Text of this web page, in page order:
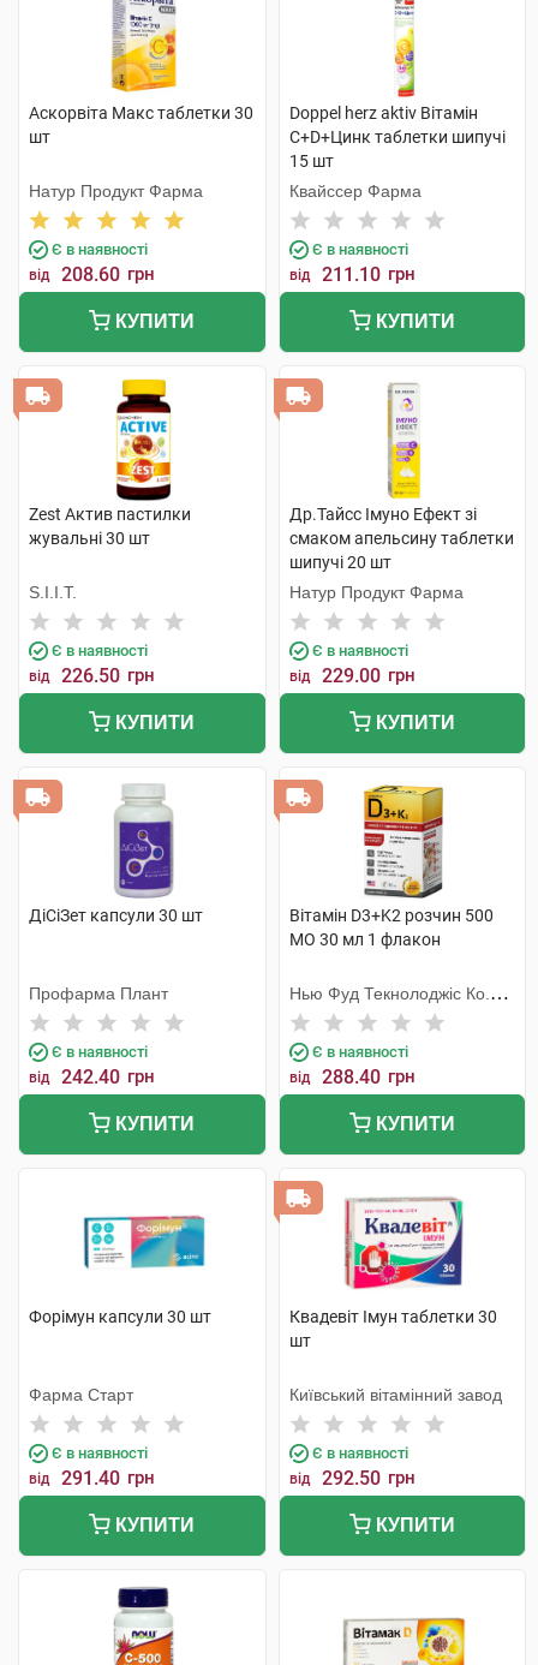
Аскорвіта Макс таблетки 30
шт
Натур Продукт Фарма
Є в наявності
від 208.60 грн
КУПИТИ
Doppel herz aktiv Вітамін
С+D+Цинк таблетки шипучі
15 шт
Квайссер Фарма
Є в наявності
від 211.10 грн
КУПИТИ
Zest Актив пастилки
жувальні 30 шт
S.I.I.T.
Є в наявності
від 226.50 грн
КУПИТИ
Др.Тайсс Імуно Ефект зі
смаком апельсину таблетки
шипучі 20 шт
Натур Продукт Фарма
Є в наявності
від 229.00 грн
КУПИТИ
ДіСіЗет капсули 30 шт
Профарма Плант
Є в наявності
від 242.40 грн
КУПИТИ
Вітамін D3+K2 розчин 500
МО 30 мл 1 флакон
Нью Фуд Текнолоджіс Ко.
Лтд
Є в наявності
від 288.40 грн
КУПИТИ
Форімун капсули 30 шт
Фарма Старт
Є в наявності
від 291.40 грн
КУПИТИ
Квадевіт Імун таблетки 30
шт
Київський вітамінний завод
Є в наявності
від 292.50 грн
КУПИТИ